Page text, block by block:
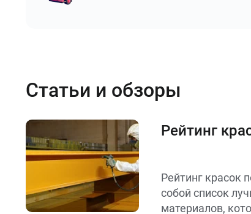
Статьи и обзоры
Рейтинг
Рейтинг красок
собой список
материалов,